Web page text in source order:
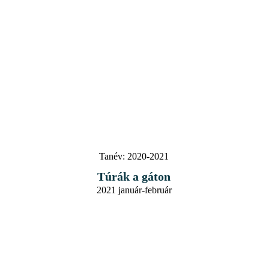
Tanév: 2020-2021
Túrák a gáton
2021 január-február